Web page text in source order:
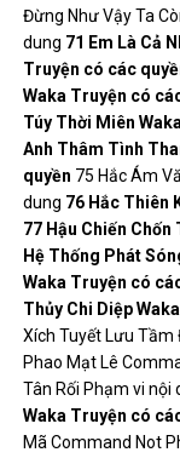
Đừng Như Vậy Ta
dung 71 Em Là Cả
Truyện có các
Waka Truyện có
Túy Thời Miên
Anh Thâm Tình
quyền 75 Hắc Ám
dung 76 Hắc Thiên
77 Hậu Chiến Chốn
Hệ Thống Phát
Waka Truyện có
Thủy Chi Diệp Waka
Xích Tuyết Lưu
Phao Mạt Lê
Tân Rối Phạm vi nội
Waka Truyện có
Mã Command Not